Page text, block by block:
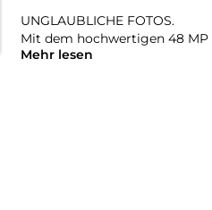
UNGLAUBLICHE FOTOS.
Mit dem hochwertigen 48 MP
Qualität und der 48 MP
Mehr lesen